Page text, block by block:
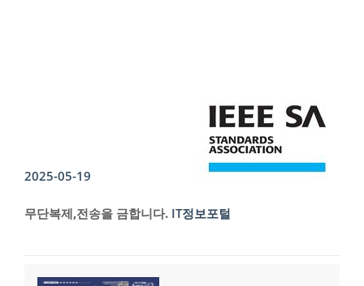
2025-05-19
무단복제,전송을 금합니다. IT정보포털